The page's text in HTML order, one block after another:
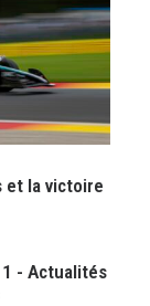
et la victoire
- Actualités